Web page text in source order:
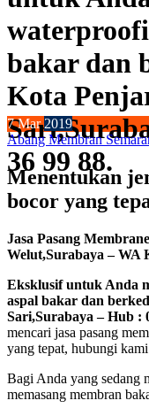
bakar dan
Kota
36 99 88.
7Mar2019
Abang Membran
Menentukan
bocor yang
Jasa Pasang
Welut,Surabaya – WA
Eksklusif untuk Anda
aspal bakar dan
Sari,Surabaya – Hub :
mencari jasa pasang
yang tepat, hubungi
Bagi Anda yang sedang
memasang membran